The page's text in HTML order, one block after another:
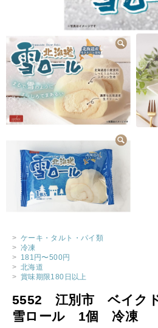
> ケーキ・タルト・パイ類
> 冷凍
> 181円〜500円
> 北海道
> 賞味期限180日以上
5552 江別市 ベイク
雪ロール 1個 冷凍